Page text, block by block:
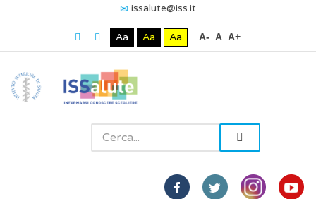
issalute@iss.it
Aa Aa Aa A- A A+